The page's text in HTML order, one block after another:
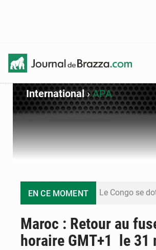
International›APA
EN CE MOMENT
Maroc : Retour au
horaire GMT+1 le 31